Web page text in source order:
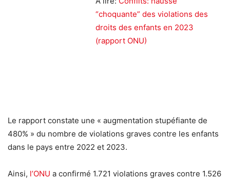
“choquante” des violations des
droits des enfants en 2023
(rapport ONU)
Le rapport constate une « augmentation stupéfiante de
480% » du nombre de violations graves contre les enfants
dans le pays entre 2022 et 2023.
Ainsi, l’ONU a confirmé 1.721 violations graves contre 1.526